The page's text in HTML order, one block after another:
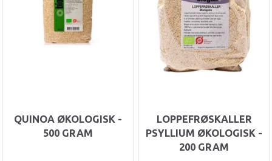
QUINOA ØKOLOGISK -
500 GRAM
LOPPEFRØSKALLER
PSYLLIUM ØKOLOGISK -
200 GRAM